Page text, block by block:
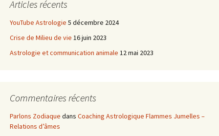
Articles récents
YouTube Astrologie 5 décembre 2024
Crise de Milieu de vie 16 juin 2023
Astrologie et communication animale 12 mai 2023
Commentaires récents
Parlons Zodiaque dans Coaching Astrologique Flammes Jumelles –
Relations d’âmes